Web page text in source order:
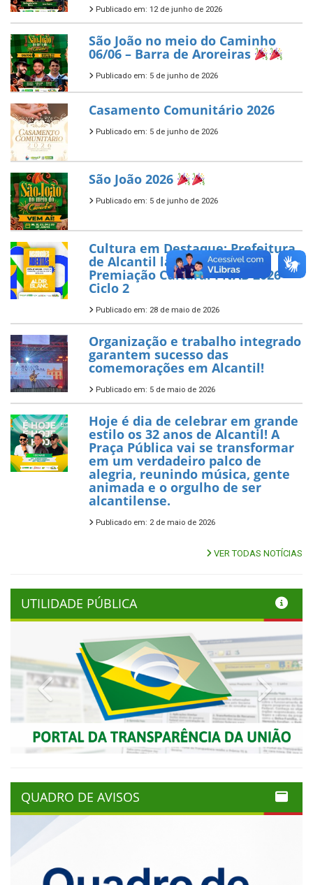
Publicado em: 12 de junho de 2026
São João no meio do Caminho
06/06 – Barra de Aroreiras
Publicado em: 5 de junho de 2026
Casamento Comunitário 2026
Publicado em: 5 de junho de 2026
São João 2026
Publicado em: 5 de junho de 2026
Cultura em Destaque: Prefeitura
de Alcantil lança Edital de
Premiação Cultural PNAB 2026
Ciclo 2
Publicado em: 28 de maio de 2026
Organização e trabalho integrado
garantem sucesso das
comemorações em Alcantil!
Publicado em: 5 de maio de 2026
Hoje é dia de celebrar em grande
estilo os 32 anos de Alcantil! A
Praça Pública vai se transformar
em um verdadeiro palco de
alegria, reunindo música, gente
animada e o orgulho de ser
alcantilense.
Publicado em: 2 de maio de 2026
VER TODAS NOTÍCIAS
UTILIDADE PÚBLICA
Previous Next
QUADRO DE AVISOS